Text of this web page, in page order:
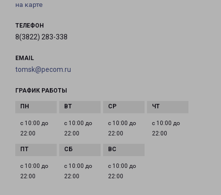
на карте
ТЕЛЕФОН
8(3822) 283-338
EMAIL
tomsk@pecom.ru
ГРАФИК РАБОТЫ
с 10:00 до
22:00
с 10:00 до
22:00
с 10:00 до
22:00
с 10:00 до
22:00
с 10:00 до
22:00
с 10:00 до
22:00
с 10:00 до
22:00